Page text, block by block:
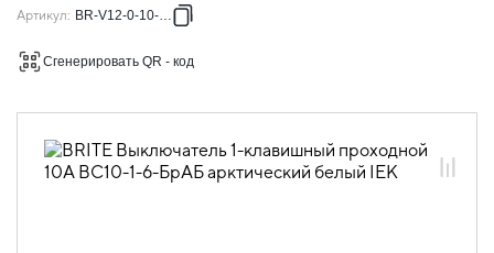
изделия скрытого монтажа BRITE
белый
Артикул: BR-V12-0-10-K91
Сгенерировать QR - код